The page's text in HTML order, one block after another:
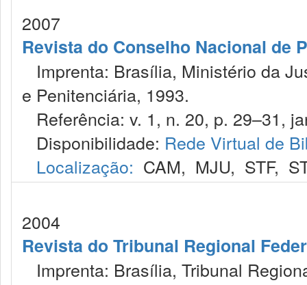
2007
Revista do Conselho Nacional de
Imprenta: Brasília, Ministério da
e Penitenciária, 1993.
Referência: v. 1, n. 20, p. 29–31,
Disponibilidade: Rede Virtual de
Localização: CAM, MJU, STF,
2004
Revista do Tribunal Regional
Imprenta: Brasília, Tribunal